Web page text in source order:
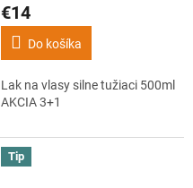
€14
Do košíka
Lak na vlasy silne tužiaci 500ml
AKCIA 3+1
Tip